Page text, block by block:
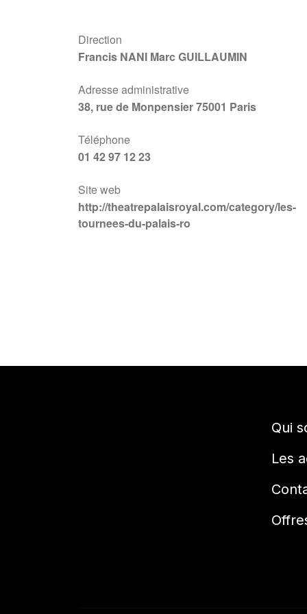
Direction
Francis NANI Marc GUILLAUMIN
Adresse administrative
38, rue de Monpensier 75001 Paris
Téléphone
01 42 97 12 23
Site web
http://theatrepalaisroyal.com/category/les-
tournees-du-palais-ro
Qui
Les